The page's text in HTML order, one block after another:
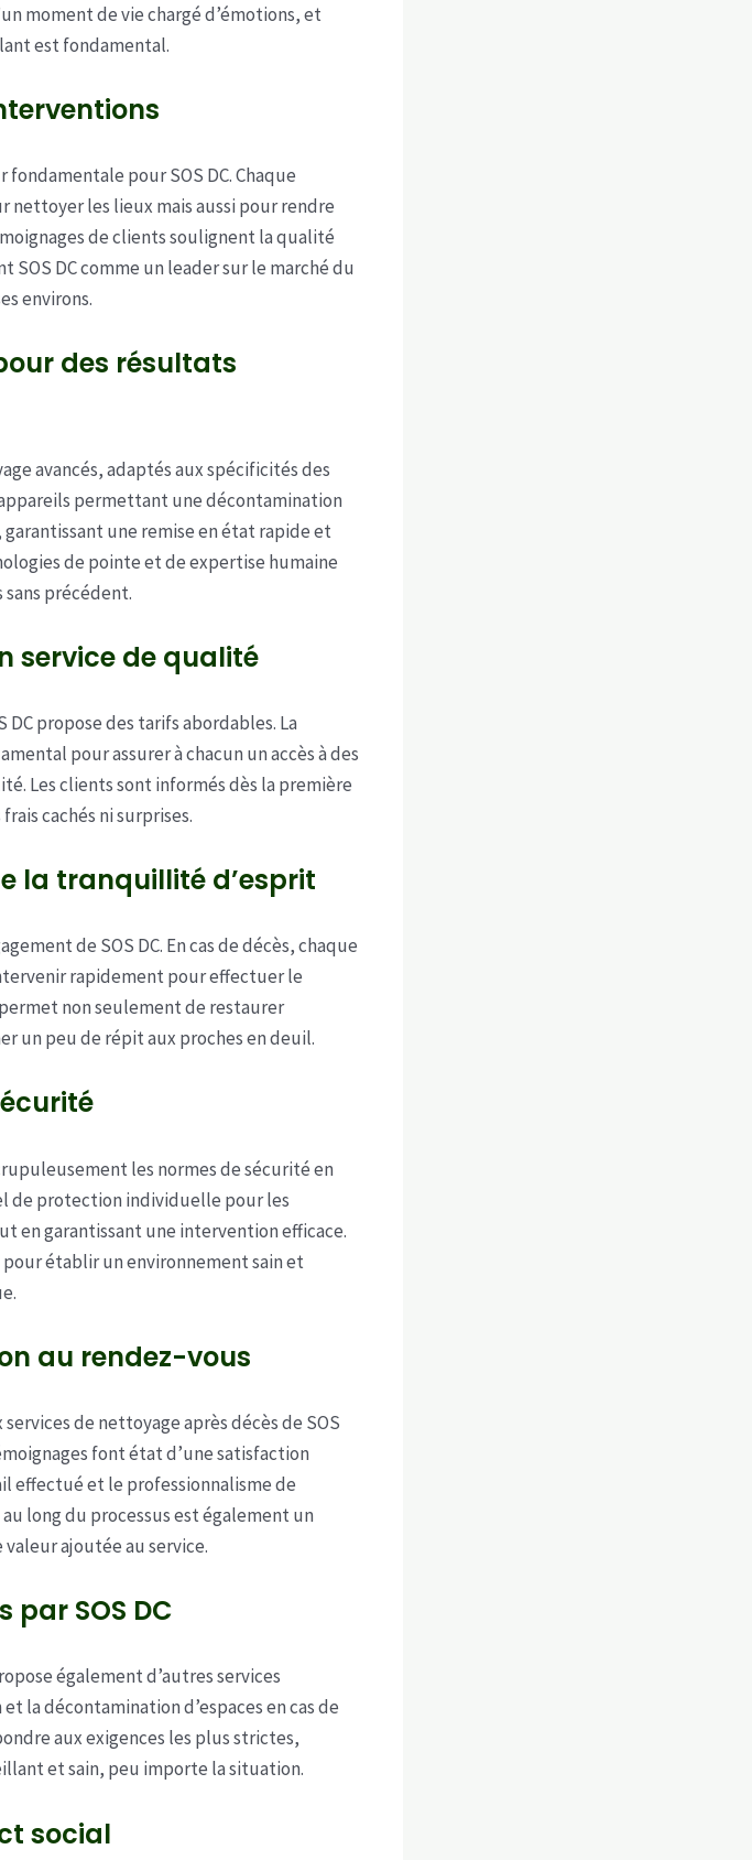
moment de vie chargé d’émotions, et
est fondamental.
pour SOS DC. Chaque
les lieux mais aussi pour rendre
de clients soulignent la qualité
DC comme un leader sur le marché du
environs.
des résultats
avancés, adaptés aux spécificités des
permettant une décontamination
une remise en état rapide et
de pointe et de expertise humaine
sans précédent.
service de qualité
propose des tarifs abordables. La
pour assurer à chacun un accès à des
Les clients sont informés dès la première
cachés ni surprises.
la tranquillité d’esprit
de SOS DC. En cas de décès, chaque
rapidement pour effectuer le
non seulement de restaurer
un peu de répit aux proches en deuil.
les normes de sécurité en
de protection individuelle pour les
en garantissant une intervention efficace.
établir un environnement sain et
au rendez-vous
de nettoyage après décès de SOS
font état d’une satisfaction
effectué et le professionnalisme de
long du processus est également un
ajoutée au service.
par SOS DC
également d’autres services
la décontamination d’espaces en cas de
aux exigences les plus strictes,
et sain, peu importe la situation.
social